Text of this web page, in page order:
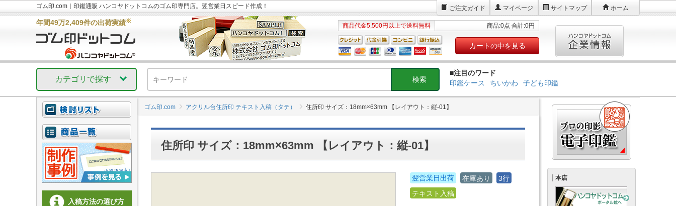
ゴム印.com｜印鑑通販 ハンコヤドットコムのゴム印専門店。翌営業日スピード作成！ ご注文ガイド マイページ サイトマップ ホーム
年間49万2,409件の出荷実績※
商品代金5,500円以上で送料無料 商品:0点 合計:0円
カートの中を見る
カテゴリで探す
■注目のワード
印鑑ケース
ちいかわ 子ども印鑑
ゴム印.com アクリル台住所印 テキスト入稿（タテ） 住所印 サイズ：18mm×63mm 【レイアウト：縦-01】
住所印 サイズ：18mm×63mm 【レイアウト：縦-01】
翌営業日出荷 在庫あり
3行
テキスト入稿
入稿方法の選び方
本店